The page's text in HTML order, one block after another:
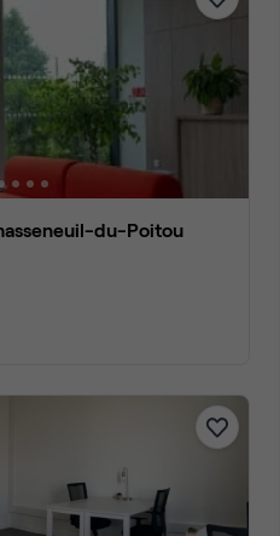
du-Poitou